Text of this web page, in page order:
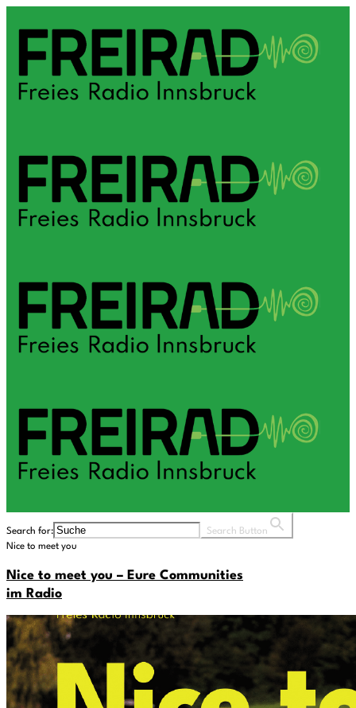
Search for:
Search Button
Nice to meet you
Nice to meet you – Eure Communities
im Radio